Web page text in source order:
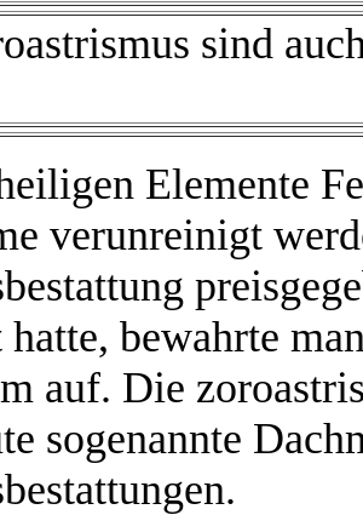
sind
Elemente
verunreinigt
hatte, bewahrte
auf. Die
sogenannte